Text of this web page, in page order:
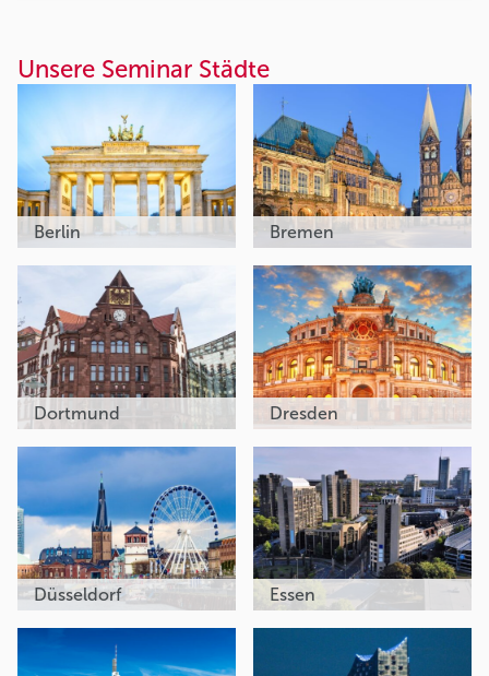
Unsere Seminar Städte
Berlin Bremen
Dortmund Dresden
Düsseldorf Essen